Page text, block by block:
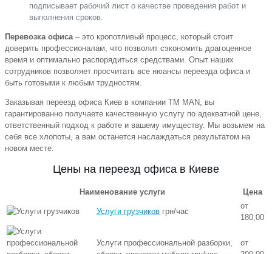
подписывает рабочий лист о качестве проведения работ и
выполнения сроков.
Перевозка офиса – это кропотливый процесс, который стоит
доверить профессионалам, что позволит сэкономить драгоценное
время и оптимально распорядиться средствами. Опыт наших
сотрудников позволяет просчитать все нюансы переезда офиса и
быть готовыми к любым трудностям.
Заказывая переезд офиса Киев в компании TM MAN, вы
гарантированно получаете качественную услугу по адекватной цене,
ответственный подход к работе и вашему имуществу. Мы возьмем на
себя все хлопоты, а вам останется наслаждаться результатом на
новом месте.
Цены на переезд офиса в Киеве
Наименование услуги Цена
Услуги грузчиков грн/час
от
180,00
Услуги профессиональной разборки,
от